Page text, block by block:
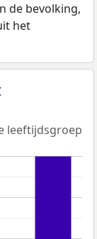
de bevolking,
het
leeftijdsgroep